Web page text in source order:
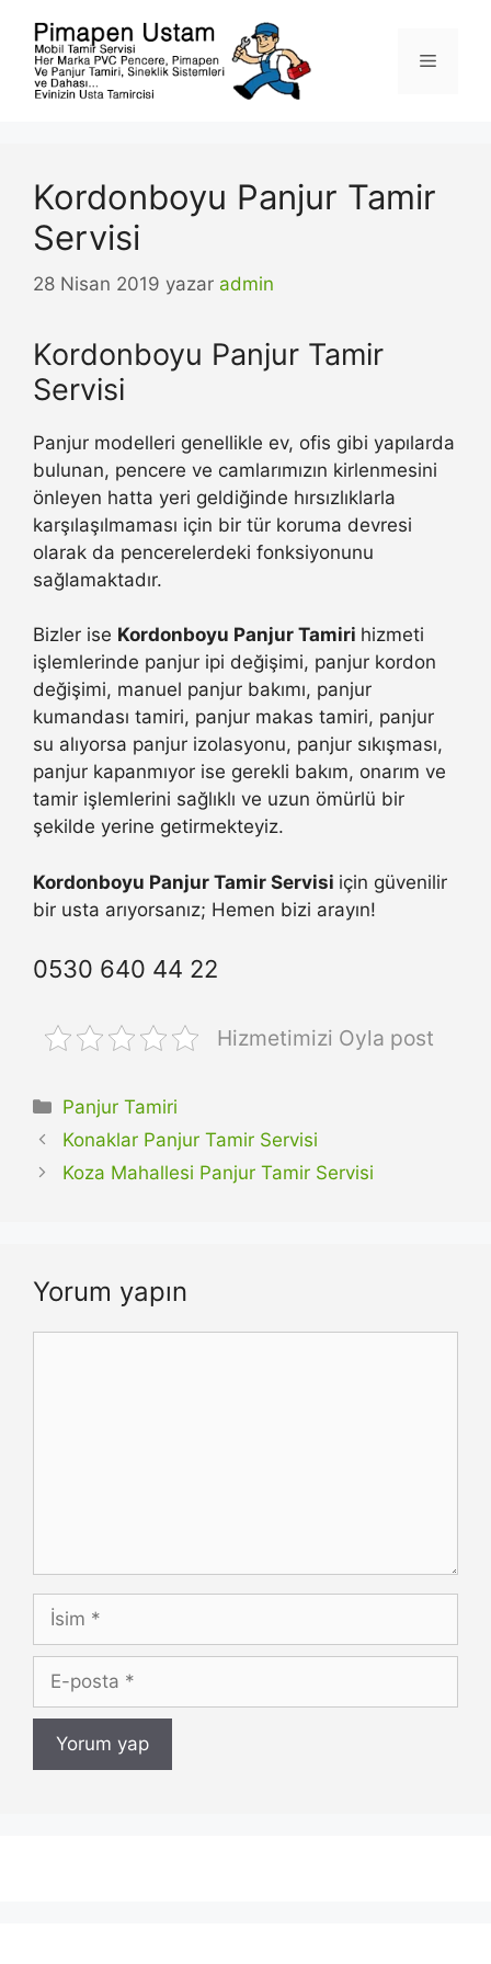
Menü
Kordonboyu Panjur Tamir
Servisi
28 Nisan 2019 yazar admin
Kordonboyu Panjur Tamir
Servisi
Panjur modelleri genellikle ev, ofis gibi yapılarda
bulunan, pencere ve camlarımızın kirlenmesini
önleyen hatta yeri geldiğinde hırsızlıklarla
karşılaşılmaması için bir tür koruma devresi
olarak da pencerelerdeki fonksiyonunu
sağlamaktadır.
Bizler ise Kordonboyu Panjur Tamiri hizmeti
işlemlerinde panjur ipi değişimi, panjur kordon
değişimi, manuel panjur bakımı, panjur
kumandası tamiri, panjur makas tamiri, panjur
su alıyorsa panjur izolasyonu, panjur sıkışması,
panjur kapanmıyor ise gerekli bakım, onarım ve
tamir işlemlerini sağlıklı ve uzun ömürlü bir
şekilde yerine getirmekteyiz.
Kordonboyu Panjur Tamir Servisi için güvenilir
bir usta arıyorsanız; Hemen bizi arayın!
0530 640 44 22
Hizmetimizi Oyla post
Kategoriler
Panjur Tamiri
Konaklar Panjur Tamir Servisi
Koza Mahallesi Panjur Tamir Servisi
Yorum yapın
İsim
posta